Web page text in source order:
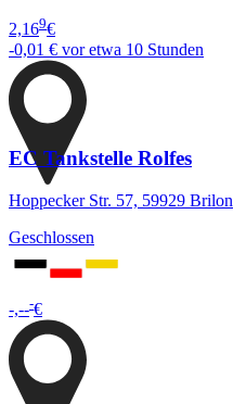
2,169€
-0,01 € vor etwa 10 Stunden
EC Tankstelle Rolfes
Hoppecker Str. 57, 59929 Brilon
Geschlossen
-,---€